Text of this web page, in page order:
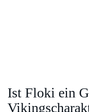
Ist Floki ein